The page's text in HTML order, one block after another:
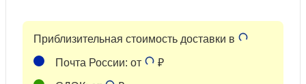
Приблизительная стоимость доставки в
Почта России: от ₽